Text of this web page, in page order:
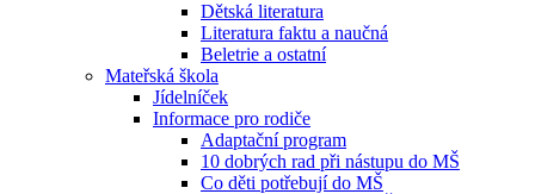
Dětská literatura
Literatura faktu a naučná
Beletrie a ostatní
Mateřská škola
Jídelníček
Informace pro rodiče
Adaptační program
10 dobrých rad při nástupu do MŠ
Co děti potřebují do MŠ